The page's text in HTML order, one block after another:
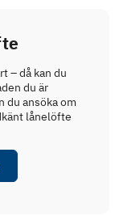
– då kan du
du är
du ansöka om
lånelöfte